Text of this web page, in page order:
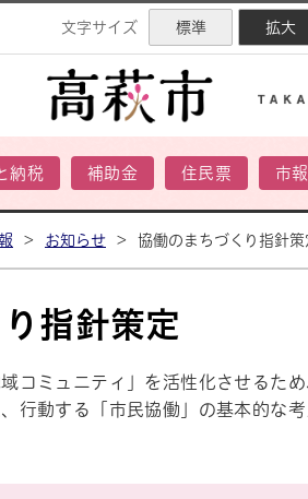
文字サイズ 標準 拡大
納税 補助金 住民票 市報
> お知らせ > 協働のまちづくり指針策
指針策定
コミュニティ」を活性化させるた
行動する「市民協働」の基本的な